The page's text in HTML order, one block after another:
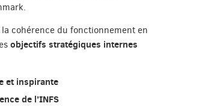
cohérence du fonctionnement en
objectifs stratégiques internes
et inspirante
de l’INFS